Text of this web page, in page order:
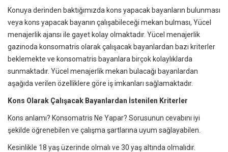
Konuya derinden baktığımızda kons yapacak bayanların bulunması
veya kons yapacak bayanın çalışabileceği mekan bulması, Yücel
menajerlik ajansı ile gayet kolay olmaktadır. Yücel menajerlik
gazinoda konsomatris olarak çalışacak bayanlardan bazı kriterler
beklemekte ve konsomatris bayanlara birçok kolaylıklarda
sunmaktadır. Yücel menajerlik mekan bulacağı bayanlardan
aşağıda verilen özelliklere göre iş imkanları sağlamaktadır.
Kons Olarak Çalışacak Bayanlardan İstenilen Kriterler
Kons anlamı? Konsomatris Ne Yapar? Sorusunun cevabını iyi
şekilde öğrenebilen ve çalışma şartlarına uyum sağlayabilen.
Kesinlikle 18 yaş üzerinde olmalı ve 30 yaş altında olmalıdır.